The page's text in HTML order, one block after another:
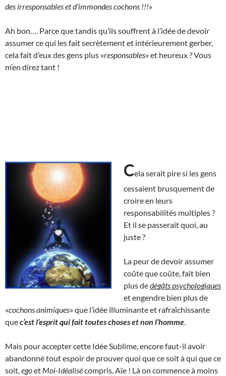
des irresponsables et d’immondes cochons !!!»
Ah bon…. Parce que tandis qu’ils souffrent à l’idée de devoir
assumer ce qui les fait secrètement et intérieurement gerber,
cela fait d’eux des gens plus «responsables» et heureux ? Vous
m’en direz tant !
Cela serait pire si les gens
cessaient brusquement de
croire en leurs
responsabilités multiples ?
Et il se passerait quoi, au
juste ?
La peur de devoir assumer
coûte que coûte, fait bien
plus dedégâts psychologiques
et engendre bien plus de
«cochons animiques» que l’idée illuminante et rafraîchissante
quec’est l’esprit qui fait toutes choses et non l’homme
Mais pour accepter cette Idée Sublime, encore faut-il avoir
abandonné tout espoir de prouver quoi que ce soit à qui que ce
soit, egoet Moi-Idéalisécompris. Aïe ! Là on commence à moins